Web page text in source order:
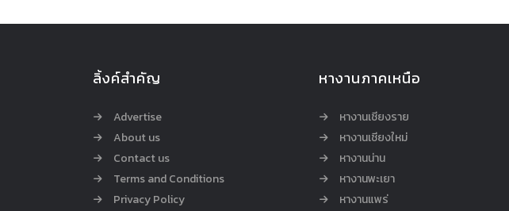
ลิ้งค์สำคัญ
Advertise
About us
Contact us
Terms and Conditions
Privacy Policy
หางานภาคเหนือ
หางานเชียงราย
หางานเชียงใหม่
หางานน่าน
หางานพะเยา
หางานแพร่